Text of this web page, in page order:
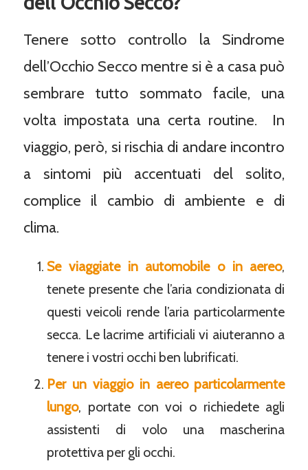
Tenere sotto controllo la Sindrome
dell’Occhio Secco mentre si è a casa può
sembrare tutto sommato facile, una
volta impostata una certa routine. In
viaggio, però, si rischia di andare incontro
a sintomi più accentuati del solito,
complice il cambio di ambiente e di
clima.
Se viaggiate in automobile o in aereo,
tenete presente che l’aria condizionata di
questi veicoli rende l’aria particolarmente
secca. Le lacrime artificiali vi aiuteranno a
tenere i vostri occhi ben lubrificati.
Per un viaggio in aereo particolarmente
lungo, portate con voi o richiedete agli
assistenti di volo una mascherina
protettiva per gli occhi.